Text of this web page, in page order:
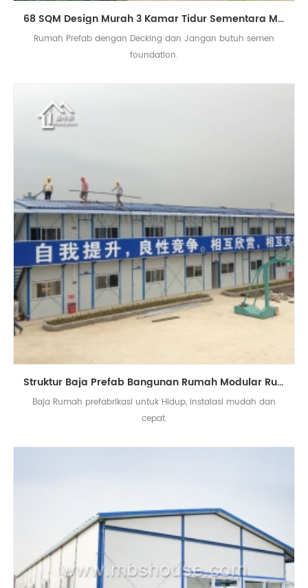
68 SQM Design Murah 3 Kamar Tidur Sementara Menggunakan Rumah Prefab dengan Decking
Rumah Prefab dengan Decking dan Jangan butuh semen
foundation.
Struktur Baja Prefab Bangunan Rumah Modular Rumah Prefabrikasi
Baja Rumah prefabrikasi untuk Hidup, instalasi mudah dan
cepat.